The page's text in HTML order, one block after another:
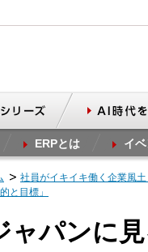
ERPとは イ
社員がイキイキ働く企業風
と目標」
パンに